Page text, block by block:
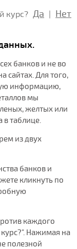
курс? Да | Нет
банков и не во
сайтах. Для того,
информацию,
мы
желтых или
в таблице.
из двух
банков и
кликнуть по
каждого
Нажимая на
полезной